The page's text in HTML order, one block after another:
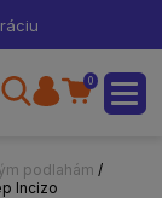
0
podlahám /
Incizo